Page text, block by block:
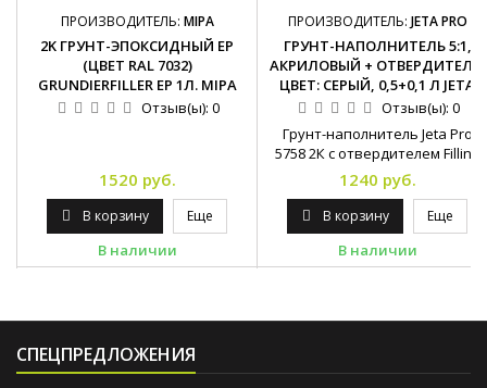
ПРОИЗВОДИТЕЛЬ: MIPA
2K ГРУНТ-ЭПОКСИДНЫЙ EP
(ЦВЕТ RAL 7032)
GRUNDIERFILLER EP 1Л. MIPA
Отзыв(ы): 0
1520 руб.
В корзину Еще
В наличии
ПРОИЗВОДИТЕЛЬ: JETA PRO
ГРУНТ-НАПОЛНИТЕЛЬ 5:1,
АКРИЛОВЫЙ + ОТВЕРДИТЕЛЬ.
ЦВЕТ: СЕРЫЙ, 0,5+0,1 Л JETA
Отзыв(ы): 0
Грунт-наполнитель Jeta Pro
5758 2К с отвердителем Filling
Primer 5:1, комплект
1240 руб.
В корзину Еще
В наличии
СПЕЦПРЕДЛОЖЕНИЯ